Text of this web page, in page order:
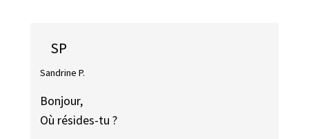
SP
Sandrine P.
Bonjour,
Où résides-tu ?